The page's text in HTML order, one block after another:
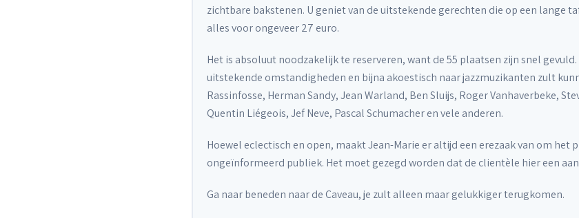
zichtbare bakstenen. U geniet van de uitstekende gerechten die op een lange
alles voor ongeveer 27 euro.
Het is absoluut noodzakelijk te reserveren, want de 55 plaatsen zijn snel
uitstekende omstandigheden en bijna akoestisch naar jazzmuzikanten zult
Rassinfosse, Herman Sandy, Jean Warland, Ben Sluijs, Roger Vanhaverbeke,
Quentin Liégeois, Jef Neve, Pascal Schumacher en vele anderen.
Hoewel eclectisch en open, maakt Jean-Marie er altijd een erezaak van om
ongeïnformeerd publiek. Het moet gezegd worden dat de clientèle hier een
Ga naar beneden naar de Caveau, je zult alleen maar gelukkiger terugkomen.